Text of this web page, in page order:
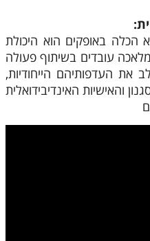
באופקים הוא היכולת
עובדים בשיתוף פעולה
את העדפותיהם הייחודיות,
והאישיות האינדיבידואלית